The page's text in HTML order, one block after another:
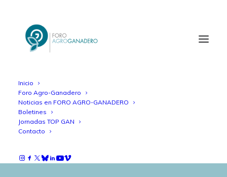
Inicio
Foro Agro-Ganadero
Noticias en FORO AGRO-GANADERO
Boletines
Jornadas TOP GAN
Contacto